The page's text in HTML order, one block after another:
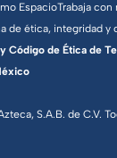
S.A.B. de C.V.
EspacioTrabaja con
de ética, integridad
Código de Ética de